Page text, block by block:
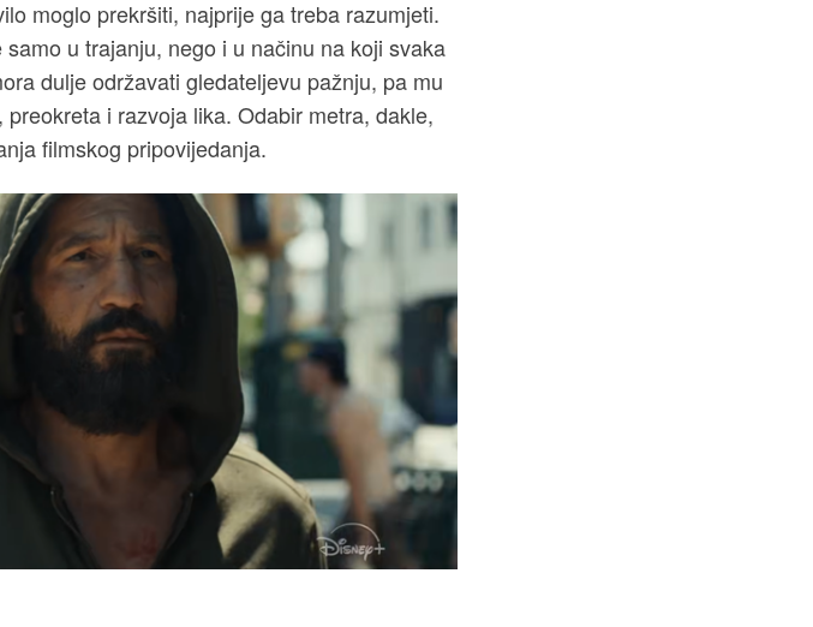
moglo prekršiti, najprije ga treba razumjeti.
u trajanju, nego i u načinu na koji svaka
dulje održavati gledateljevu pažnju, pa mu
i razvoja lika. Odabir metra, dakle,
filmskog pripovijedanja.